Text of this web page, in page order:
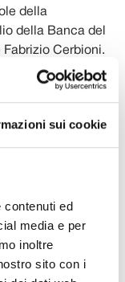
sui cookie
contenuti ed
media e per
inoltre
sito con i
della
della Banca del
Cerbioni.
CR Lucca e BML,
l’economia
produttive, in
che, essendo
– afferma il
di Lucca,